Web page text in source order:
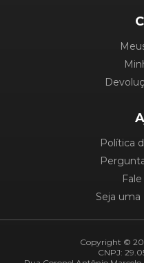
Política
Seja
Copyright ©
CNPJ: